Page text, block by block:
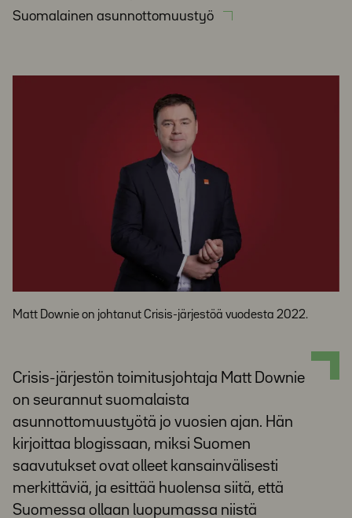
Suomalainen asunnottomuustyö
Matt Downie on johtanut Crisis-järjestöä vuodesta 2022.
Crisis-järjestön toimitusjohtaja Matt Downie
on seurannut suomalaista
asunnottomuustyötä jo vuosien ajan. Hän
kirjoittaa blogissaan, miksi Suomen
saavutukset ovat olleet kansainvälisesti
merkittäviä, ja esittää huolensa siitä, että
Suomessa ollaan luopumassa niistä